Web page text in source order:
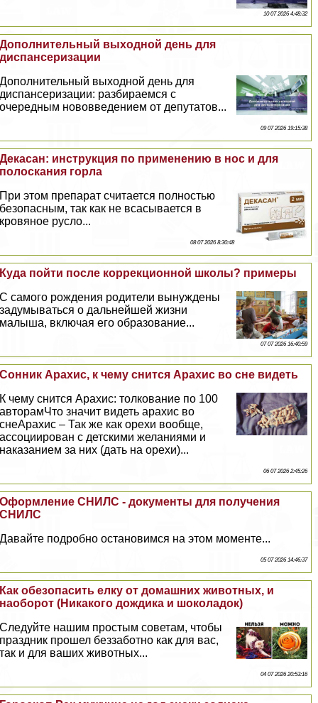
10 07 2026 4:48:32
Дополнительный выходной день для
диспансеризации
Дополнительный выходной день для
диспансеризации: разбираемся с
очередным нововведением от депутатов...
09 07 2026 19:15:38
Декасан: инструкция по применению в нос и для
полоскания горла
При этом препарат считается полностью
безопасным, так как не всасывается в
кровяное русло...
08 07 2026 8:30:48
Куда пойти после коррекционной школы? примеры
С самого рождения родители вынуждены
задумываться о дальнейшей жизни
малыша, включая его образование...
07 07 2026 16:40:59
Сонник Арахис, к чему снится Арахис во сне видеть
К чему снится Арахис: толкование по 100
авторамЧто значит видеть арахис во
снеАрахис – Так же как орехи вообще,
ассоциирован с детскими желаниями и
наказанием за них (дать на орехи)...
06 07 2026 2:45:26
Оформление СНИЛС - документы для получения
СНИЛС
Давайте подробно остановимся на этом моменте...
05 07 2026 14:46:37
Как обезопасить елку от домашних животных, и
наоборот (Никакого дождика и шоколадок)
Следуйте нашим простым советам, чтобы
праздник прошел беззаботно как для вас,
так и для ваших животных...
04 07 2026 20:53:16